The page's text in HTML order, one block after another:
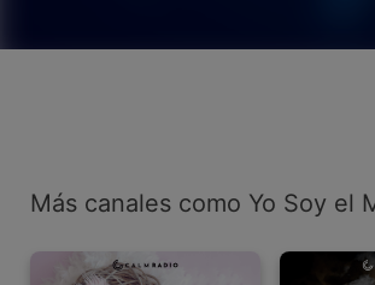
Más canales como Yo Soy el